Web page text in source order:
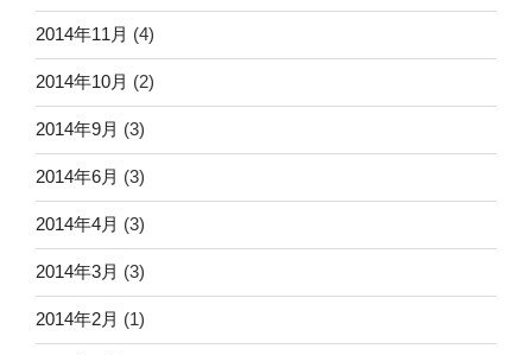
2014年11月 (4)
2014年10月 (2)
2014年9月 (3)
2014年6月 (3)
2014年4月 (3)
2014年3月 (3)
2014年2月 (1)